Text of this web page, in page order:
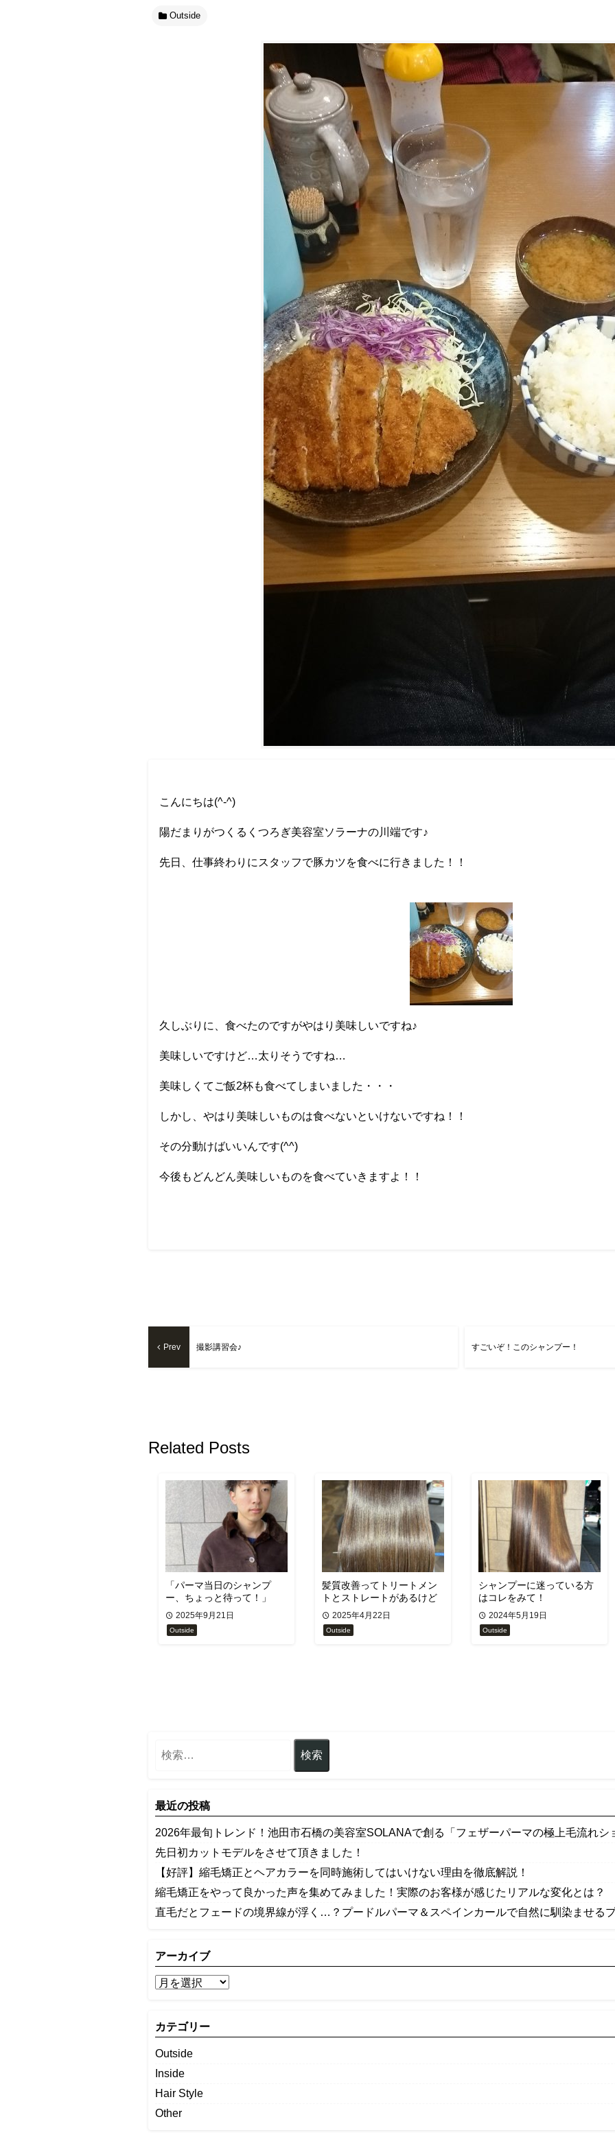
Outside
こんにちは(^-^)
陽だまりがつくるくつろぎ美容室ソラーナの川端です♪
先日、仕事終わりにスタッフで豚カツを食べに行きました！！
久しぶりに、食べたのですがやはり美味しいですね♪
美味しいですけど…太りそうですね…
美味しくてご飯2杯も食べてしまいました・・・
しかし、やはり美味しいものは食べないといけないですね！！
その分動けばいいんです(^^)
今後もどんどん美味しいものを食べていきますよ！！
Prev 撮影講習会♪ すごいぞ！このシャンプー！
Related Posts
「パーマ当日のシャンプ
ー、ちょっと待って！」
2025年9月21日
Outside
髪質改善ってトリートメン
トとストレートがあるけど
何が違うの？
2025年4月22日
Outside
シャンプーに迷っている方
はコレをみて！
2024年5月19日
Outside
最近の投稿
2026年最旬トレンド！池田市石橋の美容室SOLANAで創る「フェザーパーマの極上毛流れシ
先日初カットモデルをさせて頂きました！
【好評】縮毛矯正とヘアカラーを同時施術してはいけない理由を徹底解説！
縮毛矯正をやって良かった声を集めてみました！実際のお客様が感じたリアルな変化とは？
直毛だとフェードの境界線が浮く…？プードルパーマ＆スペインカールで自然に馴染ませる
アーカイブ
カテゴリー
Outside
Inside
Hair Style
Other